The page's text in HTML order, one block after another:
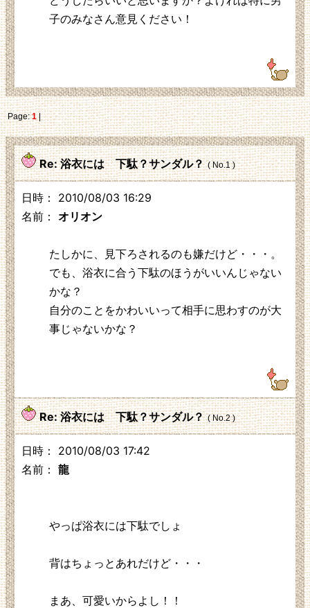
子のみなさん意見ください！
Page:1|
Re: 浴衣には 下駄？サンダル？ ( No.1 )
日時： 2010/08/03 16:29
名前： オリオン
たしかに、見下ろされるのも嫌だけど・・・。
でも、浴衣に合う下駄のほうがいいんじゃない
かな？
自分のことをかわいいって相手に思わすのが大
事じゃないかな？
Re: 浴衣には 下駄？サンダル？ ( No.2 )
日時： 2010/08/03 17:42
名前： 龍
やっぱ浴衣には下駄でしょ
背はちょっとあれだけど・・・
まあ、可愛いからよし！！